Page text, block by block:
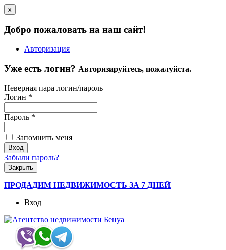
x
Добро пожаловать на наш сайт!
Авторизация
Уже есть логин? Авторизируйтесь, пожалуйста.
Неверная пара логин/пароль
Логин *
Пароль *
Запомнить меня
Забыли пароль?
Закрыть
ПРОДАДИМ НЕДВИЖИМОСТЬ ЗА 7 ДНЕЙ
Вход